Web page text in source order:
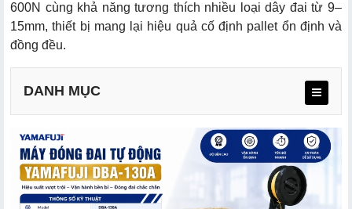
600N cùng khả năng tương thích nhiều loại dây đai từ 9–
15mm, thiết bị mang lại hiệu quả cố định pallet ổn định và
đồng đều.
DANH MỤC
2.1. Thiết kế chắc chắn – bền bỉ – dễ sử dụng